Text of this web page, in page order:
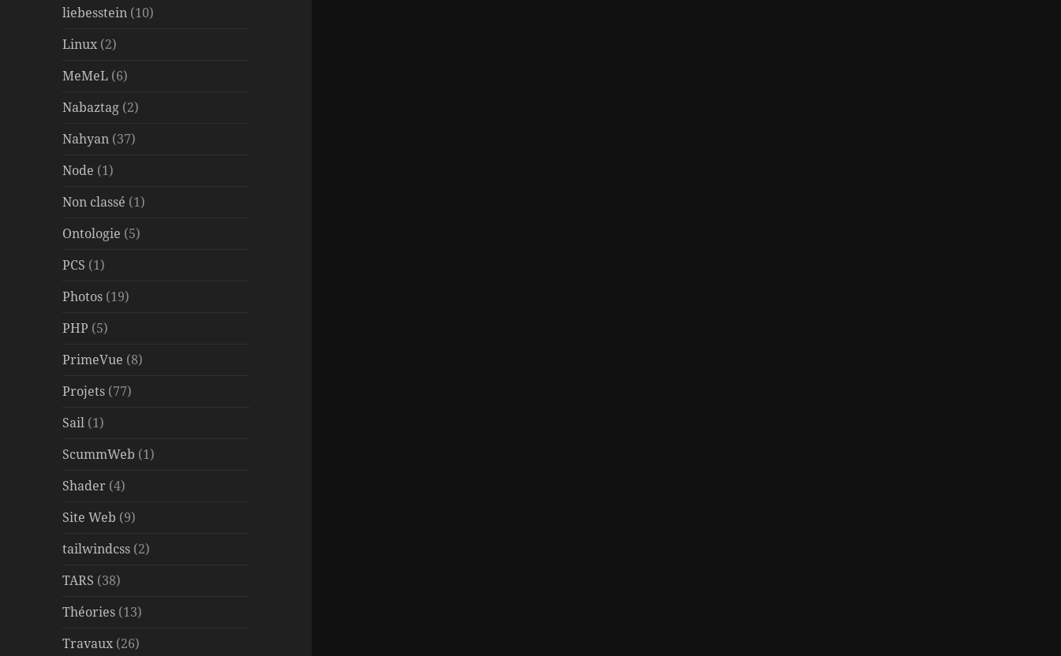
liebesstein (10)
Linux (2)
MeMeL (6)
Nabaztag (2)
Nahyan (37)
Node (1)
Non classé (1)
Ontologie (5)
PCS (1)
Photos (19)
PHP (5)
PrimeVue (8)
Projets (77)
Sail (1)
ScummWeb (1)
Shader (4)
Site Web (9)
tailwindcss (2)
TARS (38)
Théories (13)
Travaux (26)